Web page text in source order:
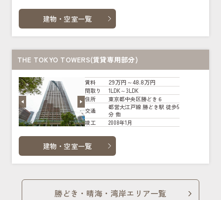
建物・空室一覧
THE TOKYO TOWERS(賃貸専用部分)
賃料 29万円～48.8万円
間取り
1LDK～3LDK
住所
東京都中央区勝どき６
交通
都営大江戸線 勝どき駅 徒歩5
分 他
竣工
2008年1月
建物・空室一覧
勝どき・晴海・湾岸エリア一覧